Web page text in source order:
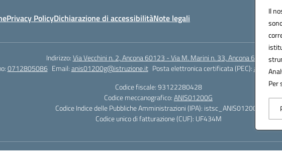
Il
Per
Privacy PolicyDichiarazione di accessibilitàNote legali
Indirizzo:Via Vecchini n. 2, Ancona 60123 - Via M. Marini n. 33, Ancona 60129
0712805086 Email:anis01200g@istruzione.it Posta elettronica certificata (PEC):
Codice fiscale: 93122280428
Codice meccanografico:ANIS01200G
Codice Indice delle Pubbliche Amministrazioni (IPA): istsc_ANIS01200G
Codice unico di fatturazione (CUF): UF434M